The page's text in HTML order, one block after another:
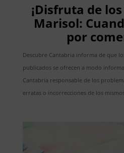
¡Disfruta de
Marisol:
por
Descubre Cantabria informa de que
publicados se ofrecen a modo
Cantabria responsable de los
erratas o incorrecciones de los